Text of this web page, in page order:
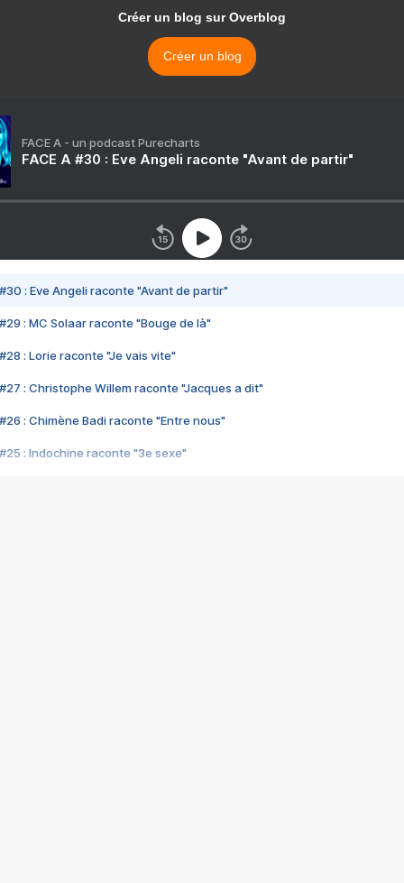
Créer un blog sur Overblog
Créer un blog
FACE A - un podcast Purecharts
FACE A #30 : Eve Angeli raconte "Avant de partir"
#30 : Eve Angeli raconte "Avant de partir"
#29 : MC Solaar raconte "Bouge de là"
#28 : Lorie raconte "Je vais vite"
#27 : Christophe Willem raconte "Jacques a dit"
#26 : Chimène Badi raconte "Entre nous"
#25 : Indochine raconte "3e sexe"